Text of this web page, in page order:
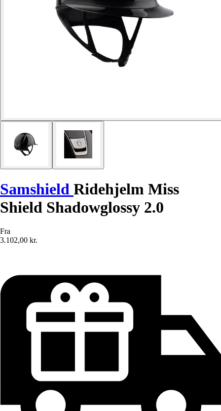
Samshield Ridehjelm Miss
Shield Shadowglossy 2.0
Fra
3.102,00 kr.